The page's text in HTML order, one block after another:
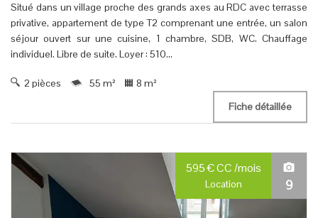
Situé dans un village proche des grands axes au RDC avec terrasse
privative, appartement de type T2 comprenant une entrée, un salon
séjour ouvert sur une cuisine, 1 chambre, SDB, WC. Chauffage
individuel. Libre de suite. Loyer : 510...
2 pièces 55 m²
8 m²
Fiche détaillée
595€CC/mois
Location 9